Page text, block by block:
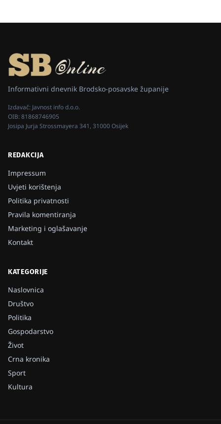
Informativni dnevnik Brodsko-posavske županije
Izdavač: Javnost info d.o.o.
OIB:81868746905
Josipa Jurja Strossmayera 341, 31000 Osijek
REDAKCIJA
Impressum
Uvjeti korištenja
Politika privatnosti
Pravila komentiranja
Marketing i oglašavanje
Kontakt
KATEGORIJE
Naslovnica
Društvo
Politika
Gospodarstvo
Život
Crna kronika
Sport
Kultura